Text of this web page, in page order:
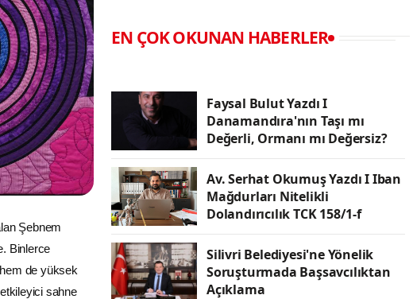
Şebnem
Binlerce
de yüksek
sahne
EN ÇOK OKUNAN HABERLER
Faysal Bulut Yazdı I
Danamandıra'nın Taşı mı
Değerli, Ormanı mı Değersiz?
Av. Serhat Okumuş Yazdı I Iban
Mağdurları Nitelikli
Dolandırıcılık TCK 158/1-f
Silivri Belediyesi'ne Yönelik
Soruşturmada Başsavcılıktan
Açıklama